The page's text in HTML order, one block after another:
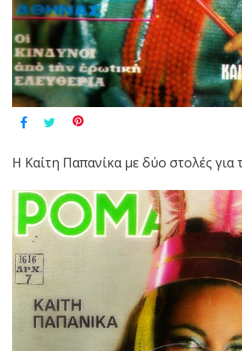
Η Καίτη Παπανίκα με δύο στολές για